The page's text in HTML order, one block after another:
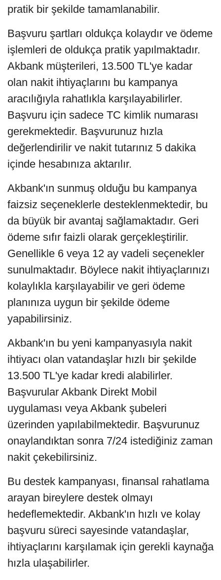
pratik bir şekilde tamamlanabilir.
Başvuru şartları oldukça kolaydır ve ödeme
işlemleri de oldukça pratik yapılmaktadır.
Akbank müşterileri, 13.500 TL'ye kadar
olan nakit ihtiyaçlarını bu kampanya
aracılığıyla rahatlıkla karşılayabilirler.
Başvuru için sadece TC kimlik numarası
gerekmektedir. Başvurunuz hızla
değerlendirilir ve nakit tutarınız 5 dakika
içinde hesabınıza aktarılır.
Akbank'ın sunmuş olduğu bu kampanya
faizsiz seçeneklerle desteklenmektedir, bu
da büyük bir avantaj sağlamaktadır. Geri
ödeme sıfır faizli olarak gerçekleştirilir.
Genellikle 6 veya 12 ay vadeli seçenekler
sunulmaktadır. Böylece nakit ihtiyaçlarınızı
kolaylıkla karşılayabilir ve geri ödeme
planınıza uygun bir şekilde ödeme
yapabilirsiniz.
Akbank'ın bu yeni kampanyasıyla nakit
ihtiyacı olan vatandaşlar hızlı bir şekilde
13.500 TL'ye kadar kredi alabilirler.
Başvurular Akbank Direkt Mobil
uygulaması veya Akbank şubeleri
üzerinden yapılabilmektedir. Başvurunuz
onaylandıktan sonra 7/24 istediğiniz zaman
nakit çekebilirsiniz.
Bu destek kampanyası, finansal rahatlama
arayan bireylere destek olmayı
hedeflemektedir. Akbank'ın hızlı ve kolay
başvuru süreci sayesinde vatandaşlar,
ihtiyaçlarını karşılamak için gerekli kaynağa
hızla ulaşabilirler.